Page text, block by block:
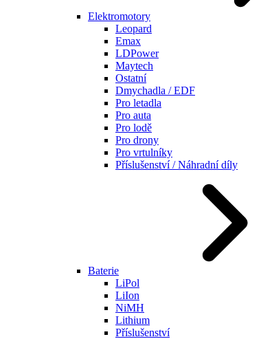
Elektromotory
Leopard
Emax
LDPower
Maytech
Ostatní
Dmychadla / EDF
Pro letadla
Pro auta
Pro lodě
Pro drony
Pro vrtulníky
Příslušenství / Náhradní díly
Baterie
LiPol
LiIon
NiMH
Lithium
Příslušenství